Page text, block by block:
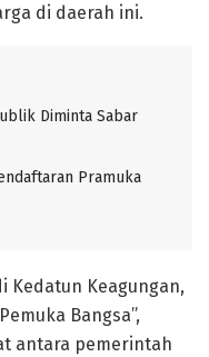
di daerah ini.
Diminta Sabar
Pramuka
Kedatun Keagungan,
Bangsa”,
antara pemerintah